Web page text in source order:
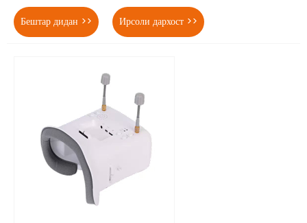
Бештар дидан >> Ирсоли дархост >>